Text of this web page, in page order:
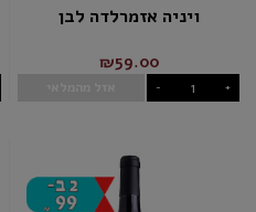
ויניה אזמרלדה לבן
₪59.00
- +